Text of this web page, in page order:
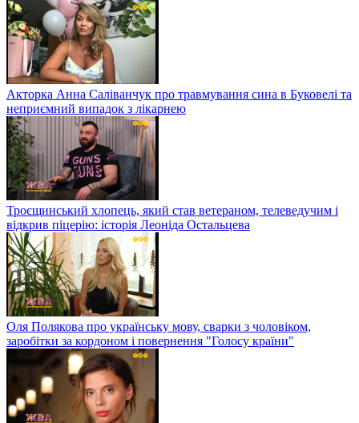
Акторка Анна Саліванчук про травмування сина в Буковелі та
неприємний випадок з лікарнею
Троєщинський хлопець, який став ветераном, телеведучим і
відкрив піцерію: історія Леоніда Остальцева
Оля Полякова про українську мову, сварки з чоловіком,
заробітки за кордоном і повернення "Голосу країни"